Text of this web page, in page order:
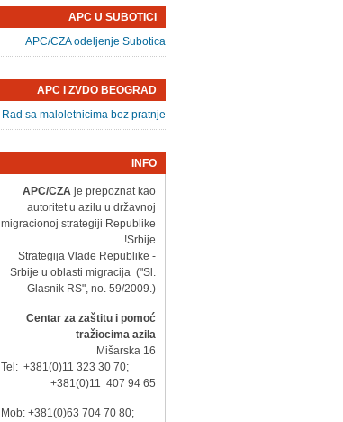
APC U SUBOTICI
APC/CZA odeljenje Subotica
APC I ZVDO BEOGRAD
Rad sa maloletnicima bez pratnje
INFO
APC/CZA je prepoznat kao
autoritet u azilu u državnoj
migracionoj strategiji Republike
Srbije!
- Strategija Vlade Republike
Srbije u oblasti migracija ("Sl.
Glasnik RS", no. 59/2009.)
Centar za zaštitu i pomoć
tražiocima azila
Mišarska 16
Tel: +381(0)11 323 30 70;
+381(0)11 407 94 65
Mob: +381(0)63 704 70 80;